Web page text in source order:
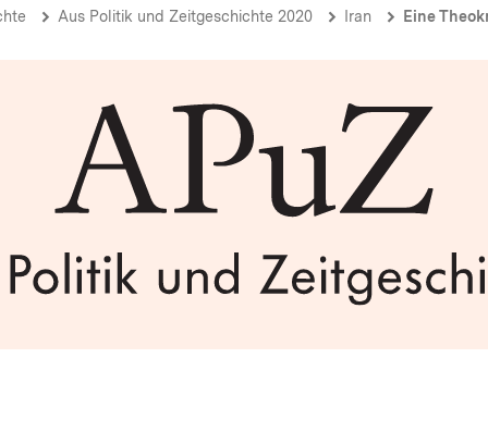
Aus Politik und Zeitgeschichte 2020 Iran Eine Theokratie